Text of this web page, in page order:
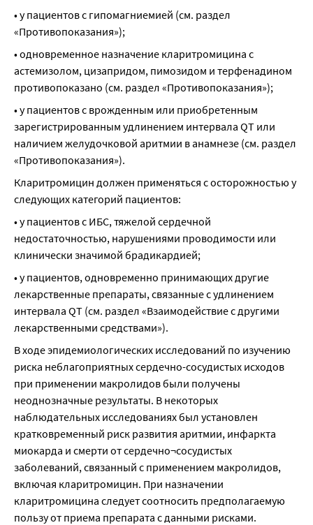
• у пациентов с гипомагниемией (см. раздел
«Противопоказания»);
• одновременное назначение кларитромицина с
астемизолом, цизапридом, пимозидом и терфенадином
противопоказано (см. раздел «Противопоказания»);
• у пациентов с врожденным или приобретенным
зарегистрированным удлинением интервала QT или
наличием желудочковой аритмии в анамнезе (см. раздел
«Противопоказания»).
Кларитромицин должен применяться с осторожностью у
следующих категорий пациентов:
• у пациентов с ИБС, тяжелой сердечной
недостаточностью, нарушениями проводимости или
клинически значимой брадикардией;
• у пациентов, одновременно принимающих другие
лекарственные препараты, связанные с удлинением
интервала QT (см. раздел «Взаимодействие с другими
лекарственными средствами»).
В ходе эпидемиологических исследований по изучению
риска неблагоприятных сердечно-сосудистых исходов
при применении макролидов были получены
неоднозначные результаты. В некоторых
наблюдательных исследованиях был установлен
кратковременный риск развития аритмии, инфаркта
миокарда и смерти от сердечно¬сосудистых
заболеваний, связанный с применением макролидов,
включая кларитромицин. При назначении
кларитромицина следует соотносить предполагаемую
пользу от приема препарата с данными рисками.